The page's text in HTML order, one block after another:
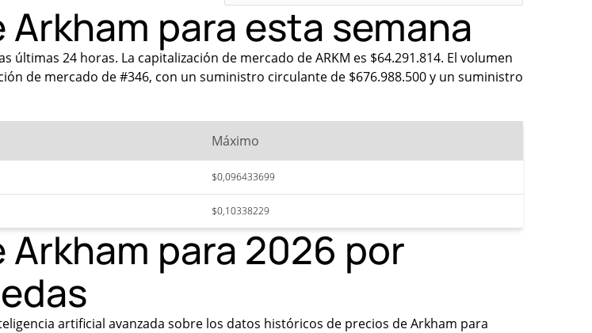
para esta semana
últimas 24 horas. La capitalización de mercado de ARKM es $64.291.814. El volumen
de mercado de #346, con un suministro circulante de $676.988.500 y un suministro
Máximo
$0,096433699
$0,10338229
para 2026 por
artificial avanzada sobre los datos históricos de precios de Arkham para